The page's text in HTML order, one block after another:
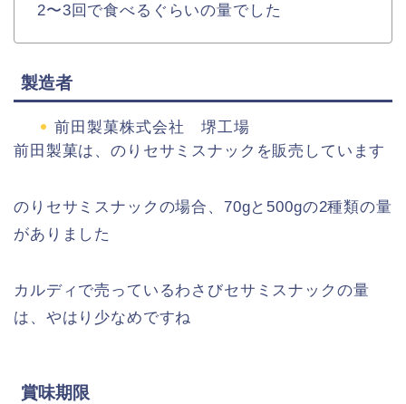
2〜3回で食べるぐらいの量でした
製造者
前田製菓株式会社 堺工場
前田製菓は、のりセサミスナックを販売しています
のりセサミスナックの場合、 70gと 500gの2種類の量
がありました
カルディで売っているわさびセサミスナックの量
は、やはり少なめですね
賞味期限